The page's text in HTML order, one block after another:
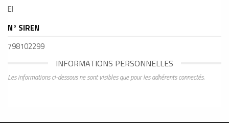
EI
N° SIREN
798102299
INFORMATIONS PERSONNELLES
Les informations ci-dessous ne sont visibles que pour les adhérents connectés.